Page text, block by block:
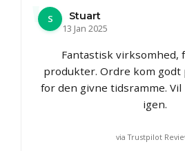
S
Stuart
13 Jan 2025
Fantastisk virksomhed,
produkter. Ordre kom godt
for den givne tidsramme. Vil
igen.
via Trustpilot